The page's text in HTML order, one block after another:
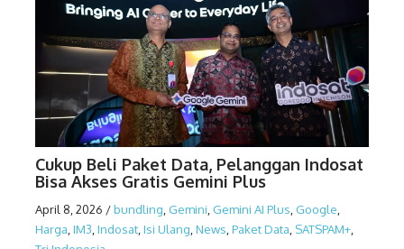
Cukup Beli Paket Data, Pelanggan Indosat
Bisa Akses Gratis Gemini Plus
April 8, 2026 /bundling Gemini Gemini AI Plus Google
Harga IM3 Indosat Isi Ulang News Paket Data SATSPAM+